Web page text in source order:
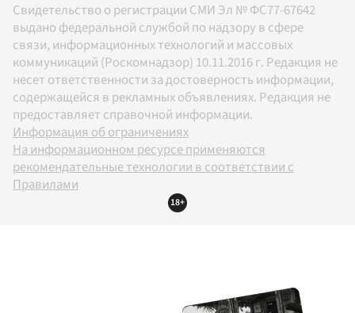
Свидетельство о регистрации СМИ Эл № ФС77-67642
выдано федеральной службой по надзору в сфере
связи, информационных технологий и массовых
коммуникаций (Роскомнадзор) 10.11.2016 г. Редакция не
несет ответственности за достоверность информации,
содержащейся в рекламных объявлениях. Редакция не
предоставляет справочной информации.
Информация об ограничениях
На информационном ресурсе применяются
рекомендательные технологии в соответствии с
Правилами
18+